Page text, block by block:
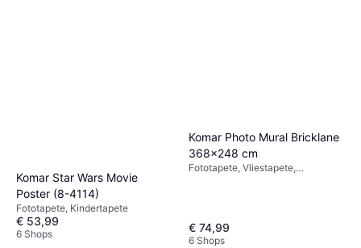
Komar Star Wars Movie
Poster (8-4114)
Fototapete, Kindertapete
€ 53,99
6 Shops
Komar Photo Mural Bricklane
368x248 cm
Fototapete, Vliestapete,
€ 74,99
6 Shops